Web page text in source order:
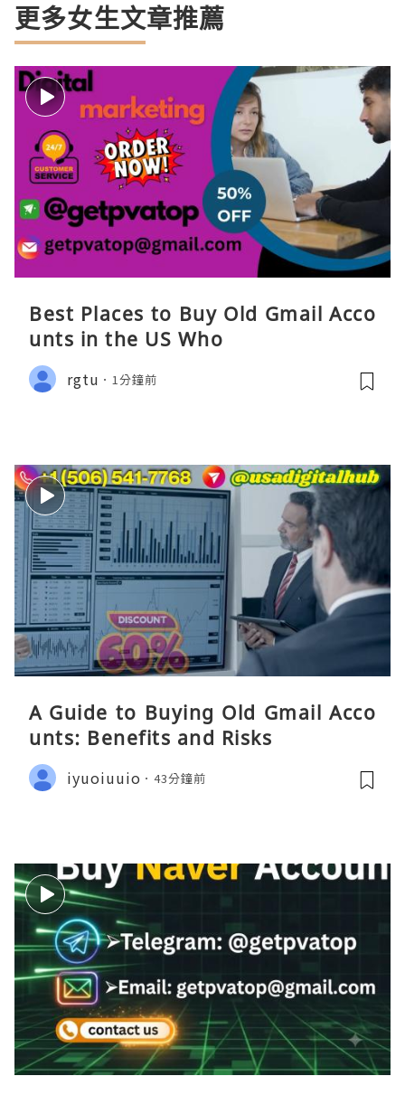
更多女生文章推薦
Best Places to Buy Old Gmail Acco
unts in the US Who
rgtu 1分鐘前
A Guide to Buying Old Gmail Acco
unts: Benefits and Risks
iyuoiuuio 43分鐘前